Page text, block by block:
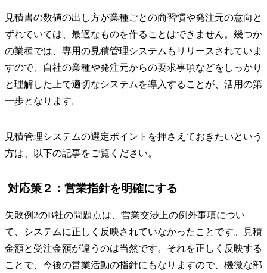
見積書の数値の出し方が業種ごとの商習慣や発注元の意向と
ずれていては、最適なものを作ることはできません。幾つか
の業種では、専用の見積管理システムもリリースされていま
すので、自社の業種や発注元からの要求事項などをしっかり
と理解した上で適切なシステムを導入することが、活用の第
一歩となります。
見積管理システムの選定ポイントを押さえておきたいという
方は、以下の記事をご覧ください。
対応策２：営業指針を明確にする
失敗例2のB社の問題点は、営業交渉上の例外事項につい
て、システムに正しく反映されていなかったことです。見積
金額と受注金額が違うのは当然です。それを正しく反映する
ことで、今後の営業活動の指針にもなりますので、機微な部